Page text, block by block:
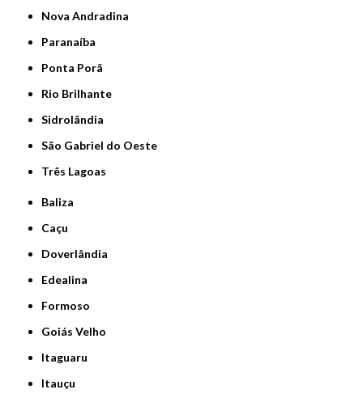
Nova Andradina
Paranaíba
Ponta Porã
Rio Brilhante
Sidrolândia
São Gabriel do Oeste
Três Lagoas
Baliza
Caçu
Doverlândia
Edealina
Formoso
Goiás Velho
Itaguaru
Itauçu